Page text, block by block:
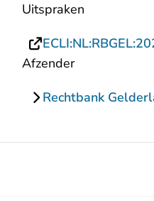
Uitspraken
Afzender
Rechtbank